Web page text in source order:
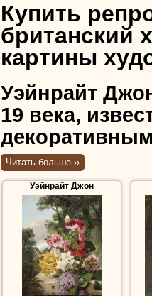
Купить
британский
картины
Уэйнрайт
19 века,
духе
Мало что
Картины
красивые
Читать больше ››
Уэйнрайт Джон